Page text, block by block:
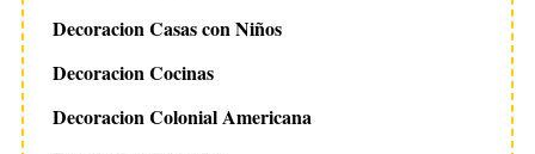
Decoracion Casas con Niños
Decoracion Cocinas
Decoracion Colonial Americana
S
e
r